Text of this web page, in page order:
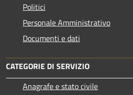
Politici
Personale Amministrativo
Documenti e dati
CATEGORIE DI SERVIZIO
Anagrafe e stato civile